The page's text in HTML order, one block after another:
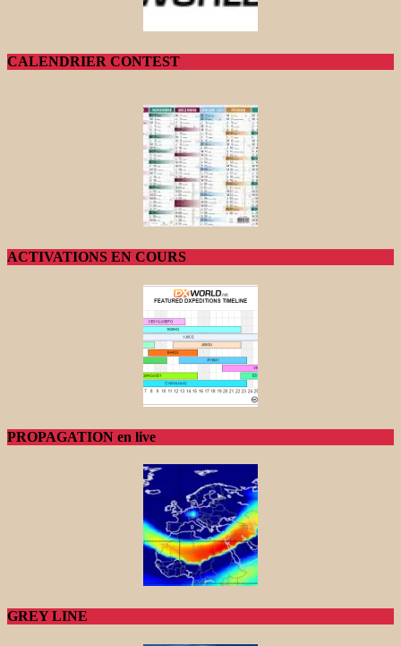
CALENDRIER CONTEST
ACTIVATIONS EN COURS
PROPAGATION en live
GREY LINE